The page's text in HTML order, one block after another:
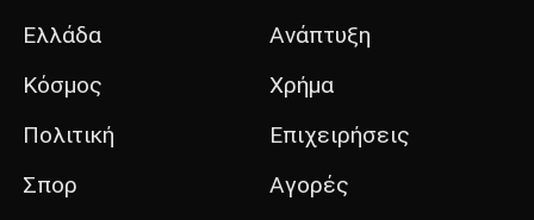
Ελλάδα
Κόσμος
Πολιτική
Σπορ
Ανάπτυξη
Χρήμα
Επιχειρήσεις
Αγορές